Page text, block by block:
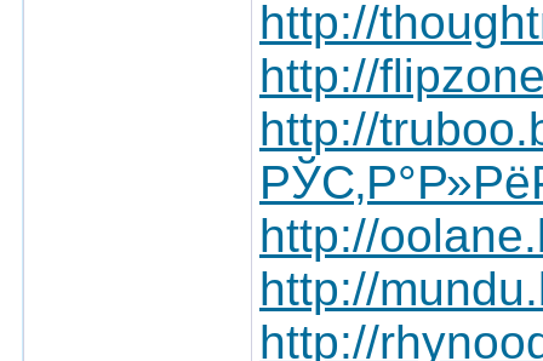
http://
http://
http://
http://
http://
http://